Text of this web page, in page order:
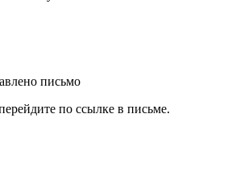
письмо
по ссылке в письме.